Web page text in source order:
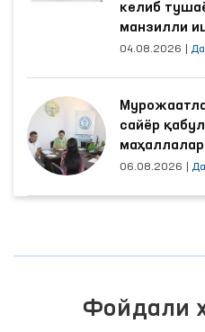
келиб
манзилли
04.08.2026
сайёр
06.08.2026
Фойдали